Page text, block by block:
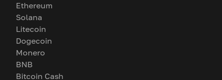
Ethereum
Solana
Litecoin
Dogecoin
Monero
BNB
Bitcoin Cash